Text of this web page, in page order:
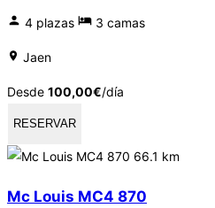
4 plazas 3 camas
Jaen
Desde 100,00€/día
RESERVAR
66.1 km
Mc Louis MC4 870